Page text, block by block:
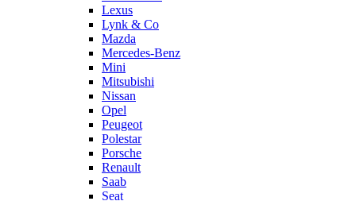
Lexus
Lynk & Co
Mazda
Mercedes-Benz
Mini
Mitsubishi
Nissan
Opel
Peugeot
Polestar
Porsche
Renault
Saab
Seat